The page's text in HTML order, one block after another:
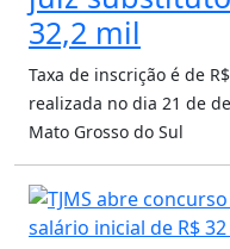
32,2 mil
Taxa de inscrição é de
realizada no dia 21 de
Mato Grosso do Sul